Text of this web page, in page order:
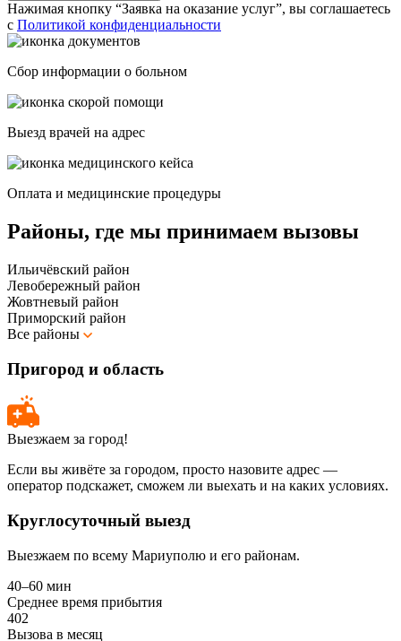
Нажимая кнопку “Заявка на оказание услуг”, вы соглашаетесь
с Политикой конфиденциальности
Сбор информации о больном
Выезд врачей на адрес
Оплата и медицинские процедуры
Районы, где мы принимаем вызовы
Ильичёвский район
Левобережный район
Жовтневый район
Приморский район
Все районы
Пригород и область
Выезжаем за город!
Если вы живёте за городом, просто назовите адрес —
оператор подскажет, сможем ли выехать и на каких условиях.
Круглосуточный выезд
Выезжаем по всему Мариуполю и его районам.
40–60 мин
Среднее время прибытия
402
Вызова в месяц